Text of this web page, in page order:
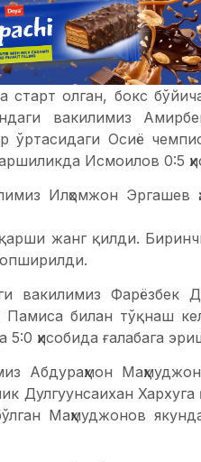
старт олган, бокс
вакилимиз
ўртасидаги Осиё
Исмоилов 0:5
Илҳомжон
жанг қилди.
вакилимиз Фарёзбек
билан тўқнаш
ҳисобида ғалабага
Абдураҳмон
Дулгуунсаихан
Маҳмуджонов